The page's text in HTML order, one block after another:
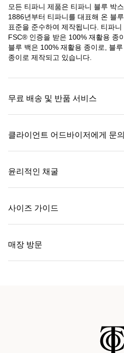
모든 티파니 제품은 티파니 블루 박
1886년부터 티파니를 대표해 온 블
표준을 준수하여 제작됩니다. 티파
FSC® 인증을 받은 100% 재활용 종
블루 백은 100% 재활용 종이로, 블
종이로 제작되고 있습니다.
무료 배송 및 반품 서비스
자세히 보기
클라이언트 어드바이저에게 문
윤리적인 채굴
사이즈 가이드
자세히 보기
매장 방문